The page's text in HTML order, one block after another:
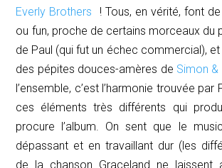
Everly Brothers
! Tous, en vérité, font
ou fun, proche de certains morceaux du
de Paul (qui fut un échec commercial),
des pépites douces-amères de Simon &
l’ensemble, c’est l’harmonie trouvée par
ces éléments très différents qui
procure l’album. On sent que le
dépassant et en travaillant dur (les
de la chanson Graceland ne laissent